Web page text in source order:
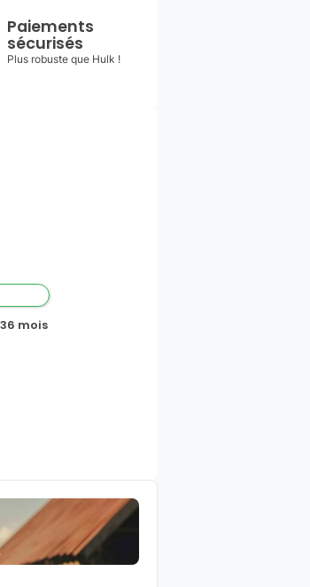
Paiements
sécurisés
Plus robuste que Hulk !
36 mois